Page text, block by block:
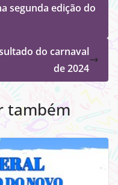
segunda edição do
do carnaval
de 2024
também